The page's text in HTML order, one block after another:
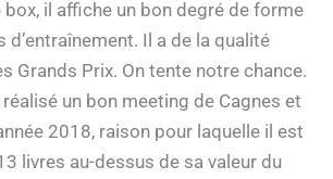
il affiche un bon degré de forme
d’entraînement. Il a de la qualité
Grands Prix. On tente notre chance.
réalisé un bon meeting de Cagnes et
2018, raison pour laquelle il est
livres au-dessus de sa valeur du